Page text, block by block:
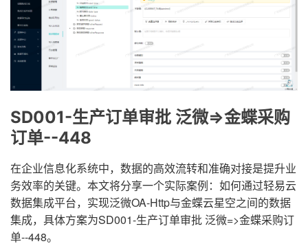
SD001-生产订单审批 泛微=>金蝶采购
订单--448
在企业信息化系统中，数据的高效流转和准确对接是提升业
务效率的关键。本文将分享一个实际案例：如何通过轻易云
数据集成平台，实现泛微OA-Http与金蝶云星空之间的数据
集成，具体方案为SD001-生产订单审批 泛微=>金蝶采购订
单--448。